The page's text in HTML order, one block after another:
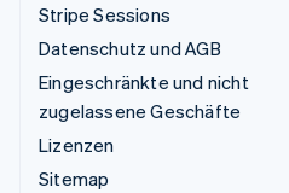
Stripe Sessions
Datenschutz und AGB
Eingeschränkte und nicht
zugelassene Geschäfte
Lizenzen
Sitemap